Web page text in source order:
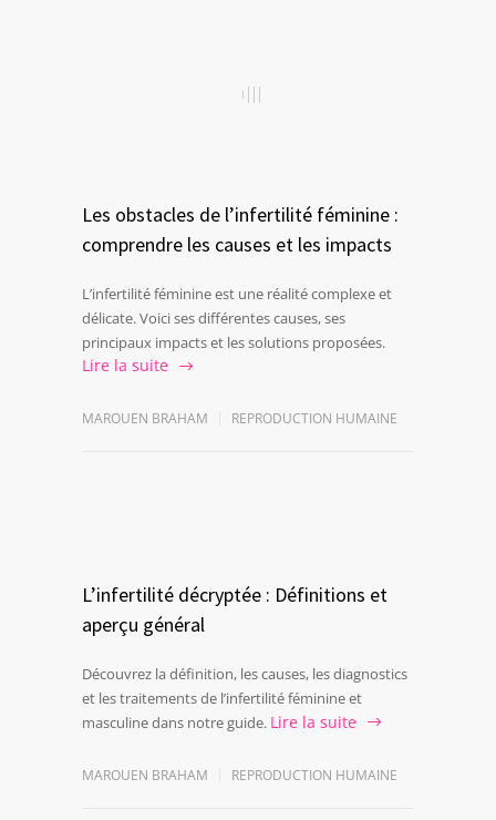
Les obstacles de l’infertilité féminine :
comprendre les causes et les impacts
L’infertilité féminine est une réalité complexe et
délicate. Voici ses différentes causes, ses
principaux impacts et les solutions proposées.
Lire la suite
MAROUEN BRAHAM REPRODUCTION HUMAINE
L’infertilité décryptée : Définitions et
aperçu général
Découvrez la définition, les causes, les diagnostics
et les traitements de l’infertilité féminine et
masculine dans notre guide. Lire la suite
MAROUEN BRAHAM REPRODUCTION HUMAINE